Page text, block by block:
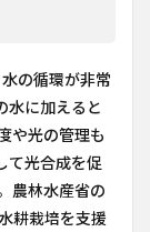
の循環が非常
水に加えると
や光の管理も
て光合成を促
農林水産省の
耕栽培を支援